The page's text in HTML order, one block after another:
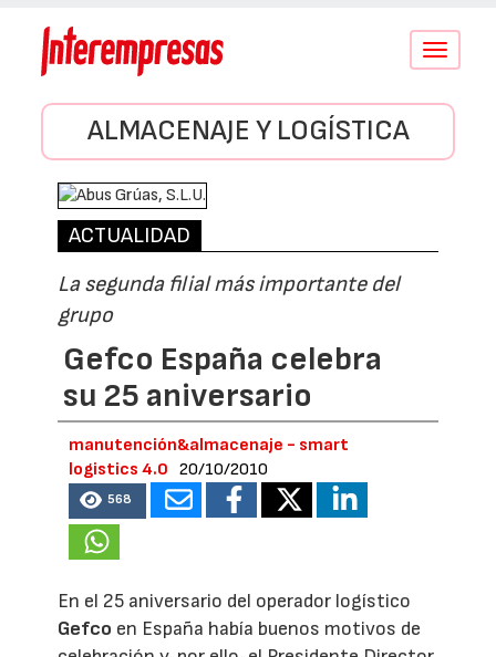
Conmutar
ALMACENAJE Y LOGÍSTICA
ACTUALIDAD
La segunda filial más importante del
grupo
Gefco España celebra
su 25 aniversario
manutención&almacenaje - smart
logistics 4.0
20/10/2010
568
En el 25 aniversario del operador logístico
Gefco en España había buenos motivos de